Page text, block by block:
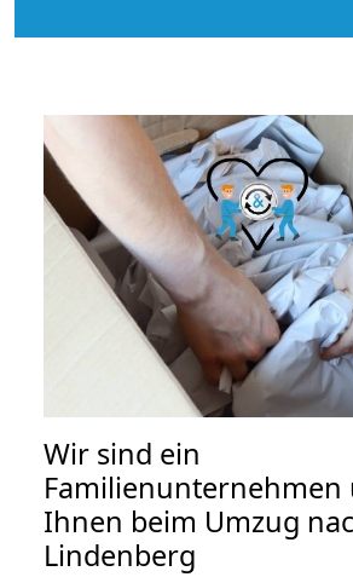
Wir sind ein
Familienunternehmen
Ihnen beim Umzug
Lindenberg